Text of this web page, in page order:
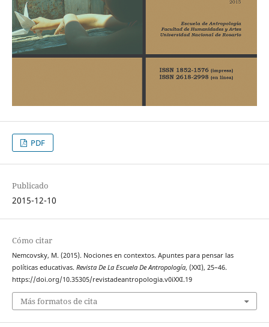
PDF
Publicado
2015-12-10
Cómo citar
Nemcovsky, M. (2015). Nociones en contextos. Apuntes para pensar las
políticas educativas. Revista De La Escuela De Antropología, (XXI), 25–46.
https://doi.org/10.35305/revistadeantropologia.v0iXXI.19
Más formatos de cita